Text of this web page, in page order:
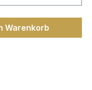
Warenkorb